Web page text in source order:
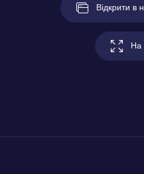
Відкрити в
На